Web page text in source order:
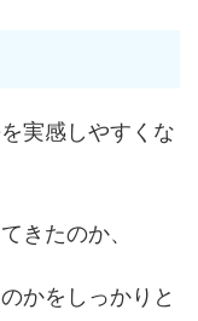
実感しやすくな
きたのか、
かをしっかりと